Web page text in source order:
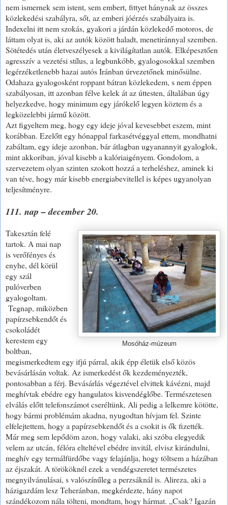
nem ismernek sem istent, sem embert, fittyet hánynak az összes
közlekedési szabályra, sőt, az emberi jóérzés szabályaira is.
Indexelni itt nem szokás, gyakori a járdán közlekedő motoros, de
láttam olyat is, aki az autók között haladt, menetiránnyal szemben.
Sötétedés után életveszélyesek a kivilágítatlan autók. Elképesztően
agresszív a vezetési stílus, a legbunkóbb, gyalogosokkal szemben
legérzéketlenebb hazai autós Iránban úrvezetőnek minősülne.
Odahaza gyalogosként roppant bátran közlekedem, s nem éppen
szabályosan, itt azonban félve kelek át az úttesten, általában úgy
helyezkedve, hogy minimum egy járókelő legyen köztem és a
legközelebbi jármű között.
Azt figyeltem meg, hogy egy ideje jóval kevesebbet eszem, mint
korábban. Ezelőtt egy hónappal farkasétvéggyal ettem, mondhatni
zabáltam, egy ideje azonban, bár átlagban ugyanannyit gyaloglok,
mint akkoriban, jóval kisebb a kalóriaigényem. Gondolom, a
szervezetem olyan szinten szokott hozzá a terheléshez, aminek ki
van téve, hogy már kisebb energiabevitellel is képes ugyanolyan
teljesítményre.
111. nap – december 20.
Mosóház-múzeum
Takesztán felé
tartok. A mai nap
is verőfényes és
enyhe, dél körül
egy szál
pulóverben
gyalogoltam.
Tegnap, miközben
papírzsebkendőt és
csokoládét
kerestem egy
boltban,
megismerkedtem egy ifjú párral, akik épp életük első közös
bevásárlásán voltak. Az ismerkedést ők kezdeményezték,
pontosabban a férj. Bevásárlás végeztével elvittek kávézni, majd
meghívtak ebédre egy hangulatos kisvendéglőbe. Természetesen
elválás előtt telefonszámot cseréltünk, Ali pedig a lelkemre kötötte,
hogy bármi problémám akadna, nyugodtan hívjam fel. Szinte
elfelejtettem, hogy a papírzsebkendőt és a csokit is ők fizették.
Már meg sem lepődöm azon, hogy valaki, aki szóba elegyedik
velem az utcán, félóra elteltével ebédre invitál, elvisz kirándulni,
meghív egy termálfürdőbe vagy felajánlja, hogy töltsem a házában
az éjszakát. A törököknél ezek a vendégszeretet természetes
megnyilvánulásai, s valószínűleg a perzsáknál is. Alireza, aki a
házigazdám lesz Teheránban, megkérdezte, hány napot
szándékozom nála tölteni, mondtam, hogy hármat. „Csak? Igazán